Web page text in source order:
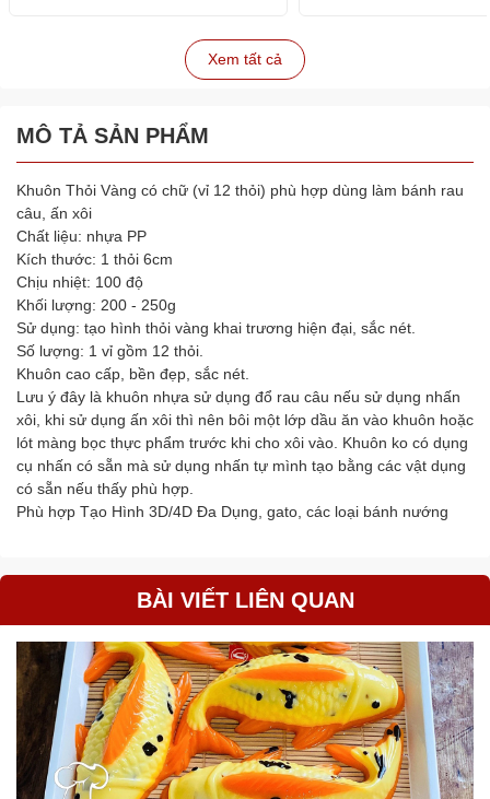
Xem tất cả
MÔ TẢ SẢN PHẨM
Khuôn Thỏi Vàng có chữ (vỉ 12 thỏi) phù hợp dùng làm bánh rau
câu, ấn xôi
Chất liệu: nhựa PP
Kích thước: 1 thỏi 6cm
Chịu nhiệt: 100 độ
Khối lượng: 200 - 250g
Sử dụng: tạo hình thỏi vàng khai trương hiện đại, sắc nét.
Số lượng: 1 vỉ gồm 12 thỏi.
Khuôn cao cấp, bền đẹp, sắc nét.
Lưu ý đây là khuôn nhựa sử dụng đổ rau câu nếu sử dụng nhấn
xôi, khi sử dụng ấn xôi thì nên bôi một lớp dầu ăn vào khuôn hoặc
lót màng bọc thực phẩm trước khi cho xôi vào. Khuôn ko có dụng
cụ nhấn có sẵn mà sử dụng nhấn tự mình tạo bằng các vật dụng
có sẵn nếu thấy phù hợp.
Phù hợp Tạo Hình 3D/4D Đa Dụng, gato, các loại bánh nướng
BÀI VIẾT LIÊN QUAN